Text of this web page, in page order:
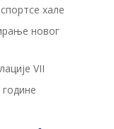
хале
новог
VII